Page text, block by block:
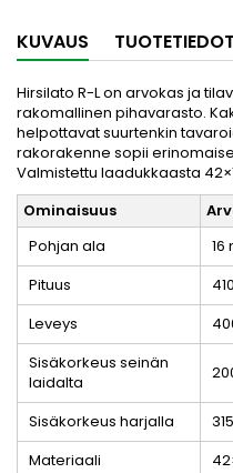
KUVAUS TUOTETIEDOT
Hirsilato R-L on arvokas ja
rakomallinen pihavarasto.
helpottavat suurtenkin
rakorakenne sopii
Valmistettu laadukkaasta
Ominaisuus
Pohjan ala
16
Pituus
Leveys
Sisäkorkeus seinän
laidalta
Sisäkorkeus harjalla
Materiaali